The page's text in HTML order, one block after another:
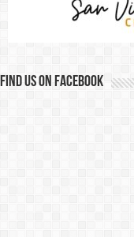
Find us on Facebook